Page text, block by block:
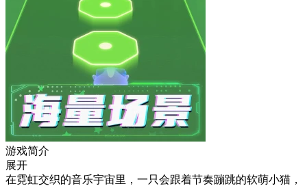
游戏简介
展开
在霓虹交织的音乐宇宙里，一只会跟着节奏蹦跳的软萌小猫，